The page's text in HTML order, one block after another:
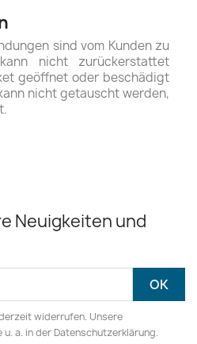
sind vom Kunden zu
nicht zurückerstattet
geöffnet oder beschädigt
nicht getauscht werden,
Neuigkeiten und
widerrufen. Unsere
a. in der Datenschutzerklärung.